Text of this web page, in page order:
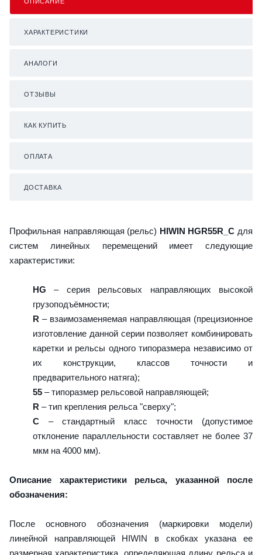
ХАРАКТЕРИСТИКИ
АНАЛОГИ
ОТЗЫВЫ
КАК КУПИТЬ
ОПЛАТА
ДОСТАВКА
Профильная направляющая (рельс) HIWIN HGR55R_C для
систем линейных перемещений имеет следующие
характеристики:
HG – серия рельсовых направляющих высокой
грузоподъёмности;
R – взаимозаменяемая направляющая (прецизионное
изготовление данной серии позволяет комбинировать
каретки и рельсы одного типоразмера независимо от
их конструкции, классов точности и
предварительного натяга);
55 – типоразмер рельсовой направляющей;
R – тип крепления рельса "сверху";
C – стандартный класс точности (допустимое
отклонение параллельности составляет не более 37
мкм на 4000 мм).
Описание характеристики рельса, указанной после
обозначения:
После основного обозначения (маркировки модели)
линейной направляющей HIWIN в скобках указана ее
размерная характеристика, определяющая длину рельса и